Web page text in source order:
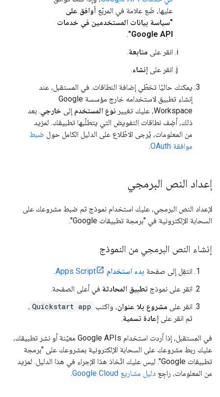
عليها، ضَع علامة في المربّع أوافق على
"سياسة بيانات المستخدمين في خدمات
Google API"
.
انقر على متابعة.
انقر على إنشاء.
يمكنك حاليًا تخطّي إضافة النطاقات. في المستقبل، عند
إنشاء تطبيق لاستخدامه خارج مؤسسة Google
Workspace، عليك تغيير
نوع المستخدم إلى خارجي. بعد
ذلك، أضِف نطاقات التفويض التي يتطلّبها تطبيقك. لمزيد
من المعلومات، يُرجى الاطّلاع على الدليل الكامل حول ضبط
موافقة OAuth
.
إعداد النص البرمجي
لإعداد النص البرمجي، عليك استخدام نموذج ثم ضبط مشروعك على
السحابة الإلكترونية في "برمجة تطبيقات Google".
إنشاء النص البرمجي من النموذج
انتقِل إلى صفحة بدء استخدام
.
انقر على نموذج تطبيق المحادثة في أعلى الصفحة.
انقر على مشروع بلا عنوان، واكتب Quickstart app ،
ثم انقر على إعادة تسمية.
في المستقبل، إذا أردت استخدام Google APIs معيّنة أو نشر تطبيقك،
عليك ربط مشروعك على السحابة الإلكترونية بمشروعك على "برمجة
تطبيقات Google". ليس عليك اتّخاذ هذا الإجراء في هذا الدليل. لمزيد
من المعلومات، راجِع دليل مشاريع Google Cloud .